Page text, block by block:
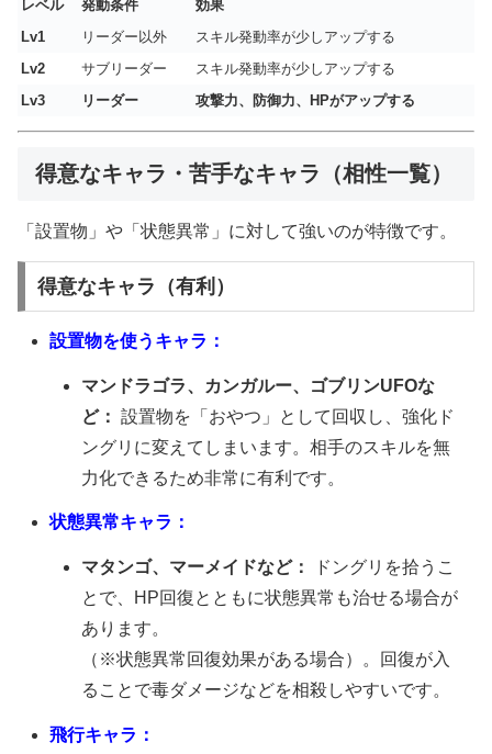
レベル 発動条件
効果
Lv1
リーダー以外
スキル発動率が少しアップする
Lv2
サブリーダー
スキル発動率が少しアップする
Lv3
リーダー 攻撃力、防御力、HPがアップする
得意なキャラ・苦手なキャラ（相性一覧）
「設置物」や「状態異常」に対して強いのが特徴です。
得意なキャラ（有利）
設置物を使うキャラ：
マンドラゴラ、カンガルー、ゴブリンUFOな
ど： 設置物を「おやつ」として回収し、強化ド
ングリに変えてしまいます。相手のスキルを無
力化できるため非常に有利です。
状態異常キャラ：
マタンゴ、マーメイドなど：
ドングリを拾うこ
とで、HP回復とともに状態異常も治せる場合が
あります。
（※状態異常回復効果がある場合）。回復が入
ることで毒ダメージなどを相殺しやすいです。
飛行キャラ：